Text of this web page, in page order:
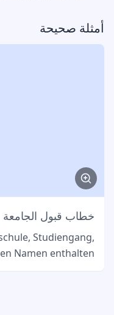
أمثلة صحيحة
خطاب قبول الجامعة
Studiengang,
Namen enthalten.